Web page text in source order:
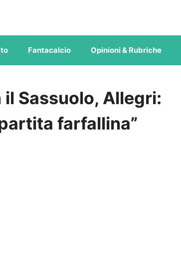
Fantacalcio Opinioni & Rubriche
Sassuolo, Allegri:
farfallina”